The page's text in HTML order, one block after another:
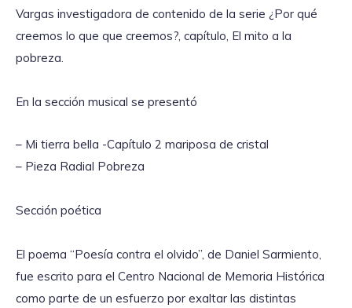
Vargas investigadora de contenido de la serie ¿Por qué
creemos lo que que creemos?, capítulo, El mito a la
pobreza.
En la sección musical se presentó
– Mi tierra bella -Capítulo 2 mariposa de cristal
– Pieza Radial Pobreza
Sección poética
El poema “Poesía contra el olvido”, de Daniel Sarmiento,
fue escrito para el Centro Nacional de Memoria Histórica
como parte de un esfuerzo por exaltar las distintas